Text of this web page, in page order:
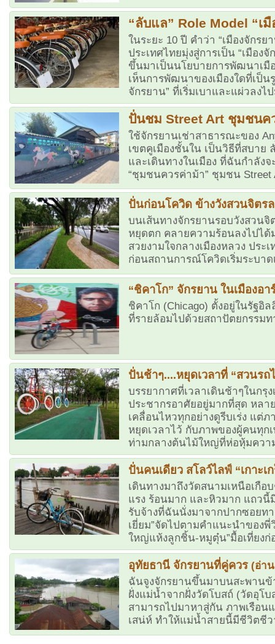
“ลับแล” Role Model “เมื
ในระยะ 10 ปี คำว่า “เมืองจักร
ประเทศไทยมุ่งสู่การเป็น “เมือง
ขึ้นมาเป็นนโยบายการพัฒนาเมื
เห็นการพัฒนาของเมืองใดที่เป็น
จักรยาน” ที่เริ่มเบาและแผ่วลงไ
ปั่นชม Street Art ชุมชนค
ใช้จักรยานเช่าสาธารณะของ
เขตคูเมืองชั้นใน เป็นวิธีที่สบาย
และเดินทางในเมือง ที่ฉันกำลัง
“ชุมชนควรค่าม้า” ชุมชน
ปั่นก่อนโควิด ข้างวังสวนจิตร
บนเส้นทางจักรยานรอบวังสวน
หยุดตก คลายความร้อนลงไปได้
สวยงามใจกลางเมืองหลวง ปร
ก่อนสถานการณ์โควิดเริ่มระบา
“ชิคาโก” จักรยาน ในเมืองอา
ชิคาโก (Chicago) ตั้งอยู่ในรัฐอิ
ที่รายล้อมไปด้วยสถาปัตยกรรม
ปั่นช้าๆ....หยุดเวลาที่ “สวนรถ
บรรยากาศที่เวลาเดินช้าๆในกรุ
ประชากรอาศัยอยู่มากที่สุด หล
เคลื่อนไหวทุกอย่างดูรีบเร่ง แต่
หยุดเวลาไว้ กับภาพของผู้คนทุก
ท่ามกลางต้นไม้ใหญ่ที่ห่อหุ้มควา
ปั่นคนเดียว สโลว์ไลฟ์ “เกาะเ
เดินทางมาถึงวัดสนามเหนือเกือ
แรง ร้อนมาก และหิวมาก แถวนี้
รับจ้างที่ฉันนั่งมาจากปากซอยท
เยี่ยม”จัดไปตามคำแนะนำของพี่
ใหญ่แห้งลูกชิ้น-หมูตุ๋น”มื้อเที่ยงก่
อุทัยธานี จักรยานที่คู่ควร(อ่าน
ฉันจูงจักรยานขึ้นมาบนสะพานข้
ฝั่งแม่น้ำจากฝั่งวัดโบสถ์ (วัดอุโ
สามารถไปมาหาสู่กัน ภาพเรือ
เสน่ห์ ทำให้แม่น้ำสายนี้มีชีวิตชี